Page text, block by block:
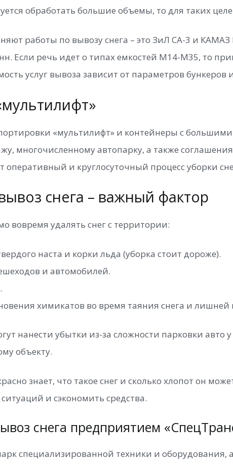
обработать большие объемы, то для таких
работы по вывозу снега – это ЗиЛ СА-3 и
Если речь идет о типах емкостей М14-М35, то
услуг вывоза зависит от параметров бункеров
«мультилифт» и контейнеры с
многочисленному автопарку, а также
оперативный и круглосуточный процесс уборки
снега – важный фактор
вовремя удалять снег с территории:
наста и корки льда (уборка стоит дороже).
и автомобилей.
химикатов во время таяния снега и лишней
нанести убытки из-за сложности парковки авто
объекту.
знает, что такое снег и сколько хлопот он
и сэкономить средства.
снега предприятием
специализированной техники и